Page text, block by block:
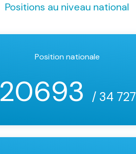
Positions au niveau national
Position nationale
20693 / 34 727